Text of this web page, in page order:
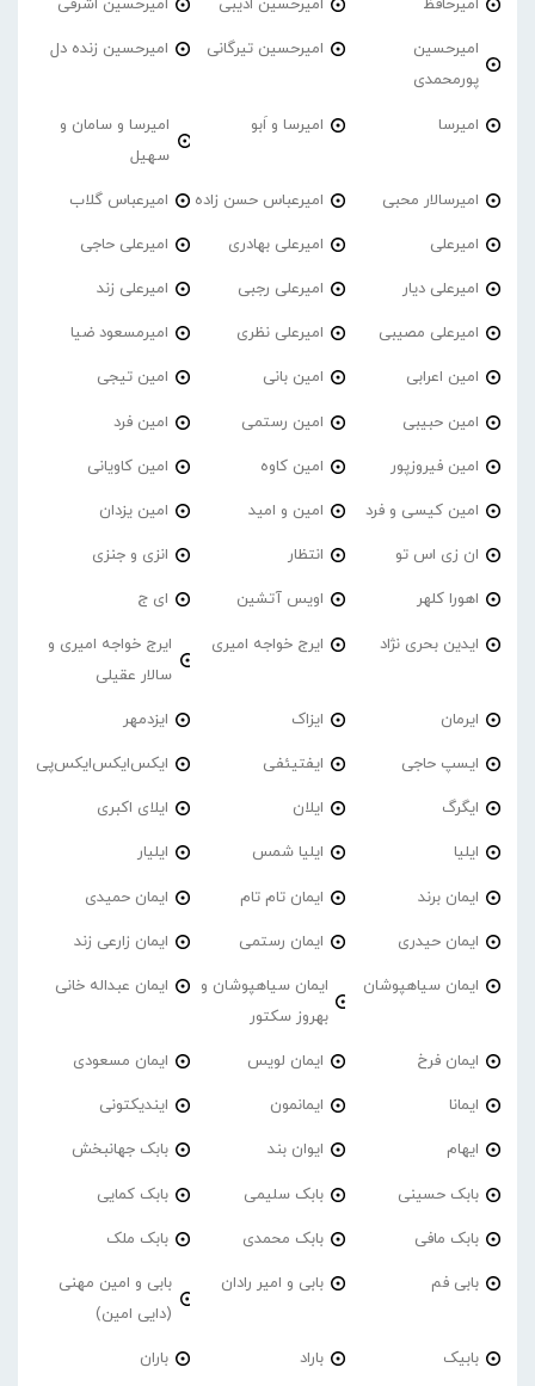
امیرحافظ امیرحسین ادیبی امیرحسین اشرفی
امیرحسین
پورمحمدی
امیرحسین تیرگانی امیرحسین زنده دل
امیرسا امیرسا و اَبو
امیرسا و سامان و
سهیل
امیرسالار محبی امیرعباس حسن زاده امیرعباس گلاب
امیرعلی امیرعلی بهادری امیرعلی حاجی
امیرعلی دیار امیرعلی رجبی امیرعلی زند
امیرعلی مصیبی امیرعلی نظری امیرمسعود ضیا
امین اعرابی امین بانی امین تیجی
امین حبیبی امین رستمی امین فرد
امین فیروزپور امین کاوه امین کاویانی
امین کیسی و فرد امین و امید امین یزدان
ان زی اس تو انتظار انزی و جنزی
اهورا کلهر اویس آتشین ای ج
ایدین بحری نژاد ایرج خواجه امیری
ایرج خواجه امیری و
سالار عقیلی
ایرمان ایزاک ایزدمهر
ایسپ حاجی ایفتیئفی ایکس‌ایکس‌ایکس‌پی
ایگرگ ایلان ایلای اکبری
ایلیا ایلیا شمس ایلیار
ایمان برند ایمان تام تام ایمان حمیدی
ایمان حیدری ایمان رستمی ایمان زارعی زند
ایمان سیاهپوشان
ایمان سیاهپوشان و
بهروز سکتور
ایمان عبداله خانی
ایمان فرخ ایمان لویس ایمان مسعودی
ایمانا ایمانمون ایندیکتونی
ایهام ایوان بند بابک جهانبخش
بابک حسینی بابک سلیمی بابک کمایی
بابک مافی بابک محمدی بابک ملک
بابی فم بابی و امیر رادان
بابی و امین مهنی
(دایی امین)
بابیک باراد باران